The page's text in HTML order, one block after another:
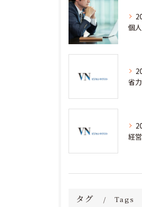
タグ Tags